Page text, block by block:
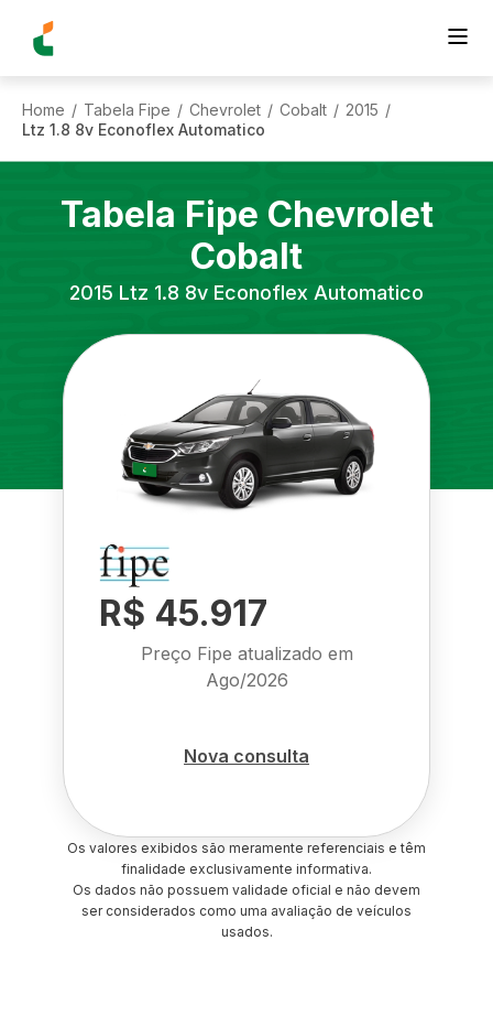
Home / Tabela Fipe / Chevrolet / Cobalt / 2015 /
Ltz 1.8 8v Econoflex Automatico
Tabela Fipe Chevrolet
Cobalt
2015 Ltz 1.8 8v Econoflex Automatico
R$ 45.917
Preço Fipe atualizado em
Ago/2026
Nova consulta
Os valores exibidos são meramente referenciais e têm
finalidade exclusivamente informativa.
Os dados não possuem validade oficial e não devem
ser considerados como uma avaliação de veículos
usados.